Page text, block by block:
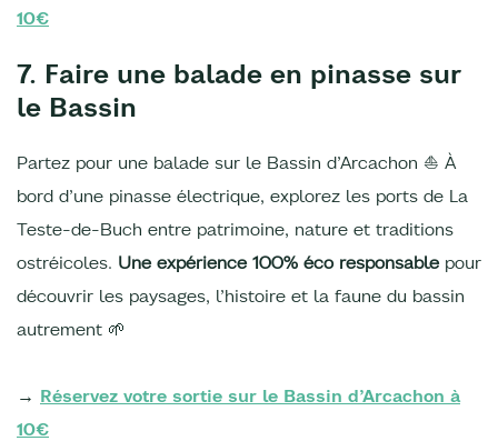
10€
7. Faire une balade en pinasse sur
le Bassin
Partez pour une balade sur le Bassin d’Arcachon ⛵ À
bord d’une pinasse électrique, explorez les ports de La
Teste-de-Buch entre patrimoine, nature et traditions
ostréicoles. Une expérience 100% éco responsablepour
découvrir les paysages, l’histoire et la faune du bassin
autrement 🌱
→ Réservez votre sortie sur le Bassin d’Arcachon à
10€